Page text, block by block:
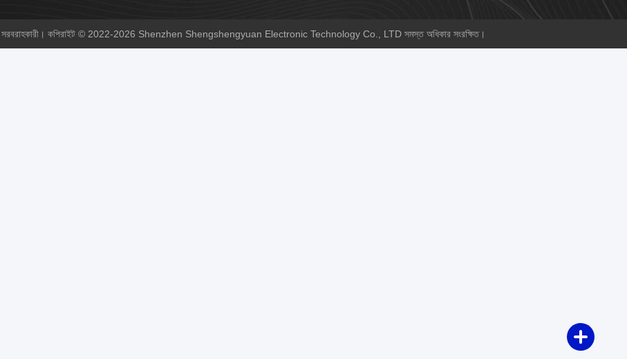
সরবরাহকারী। কপিরাইট © 2022-2026 Shenzhen Shengshengyuan Electronic Technology Co., LTD সমস্ত অধিকার সংরক্ষিত।